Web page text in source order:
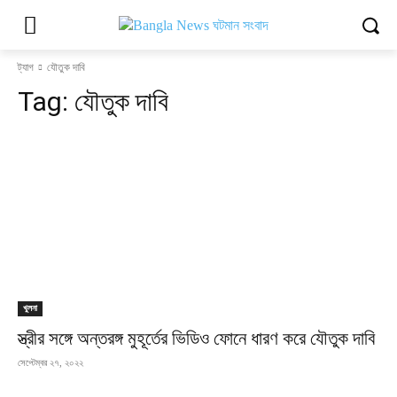
ট্যাগ যৌতুক দাবি
Tag: যৌতুক দাবি
খুলনা
স্ত্রীর সঙ্গে অন্তরঙ্গ মুহূর্তের ভিডিও ফোনে ধারণ করে যৌতুক দাবি
সেপ্টেম্বর ২৭, ২০২২